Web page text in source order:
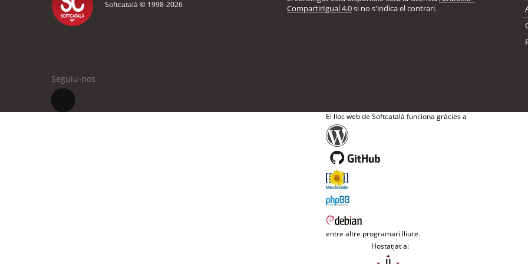
Softcatalà © 1998-2026
CompartirIgual 4.0si no s'indica el contrari.
Seguiu-nos
El lloc web de Softcatalà funciona gràcies a
entre altre programari lliure.
Hostatjat a: